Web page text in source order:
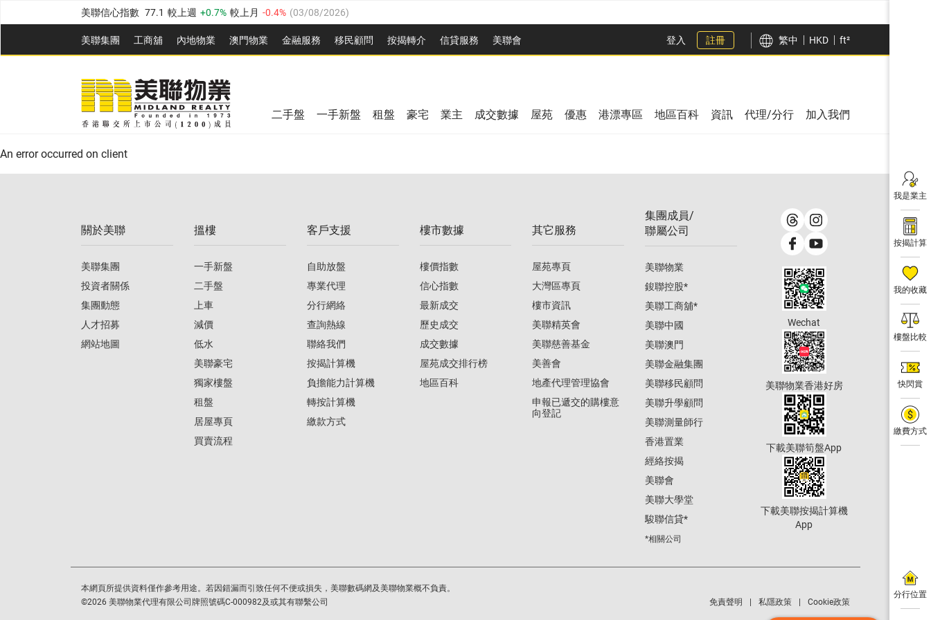
美聯信心指數 77.1 較上週 0.7% 較上月 -0.4% (03/08/2026)
全港樓價指數 149.1 較上週 0% 較上月 0.4% (03/08/2026)
港島樓價指數 157.4 較上週 -0.3% 較上月 -0.8% (03/08/2026)
九龍樓價指數 156.4 較上週 -0.1%
新界樓價指數 134.8 較上週 0.1% 0.9% 03/08/2026
美聯信心指數 77.1 較上週 0.7% 較上月
美聯集團 工商舖 內地物業 澳門物業 金融服務 移民顧問 按揭轉介 信貸服務 美聯會
全港樓價指數 149.1 較上週 0% 較上月
美聯信心指數 較上週 0.7% 03/08/2026)
登入 註冊 繁中 HKD ft²
我是業主
按揭計算
我的收藏
樓盤比較
快閃賞
繳費方式
分行位置
二手盤 一手新盤 租盤 豪宅 業主 成交數據 屋苑 優惠 港漂專區 地區百科 資訊 代理/分行 加入我們
An error occurred on client
關於美聯
美聯集團
投資者關係
集團動態
人才招募
網站地圖
搵樓
一手新盤
二手盤
上車
減價
低水
美聯豪宅
獨家樓盤
租盤
居屋專頁
買賣流程
客戶支援
自助放盤
專業代理
分行網絡
查詢熱線
聯絡我們
按揭計算機
負擔能力計算機
轉按計算機
繳款方式
樓市數據
樓價指數
信心指數
最新成交
歷史成交
成交數據
屋苑成交排行榜
地區百科
其它服務
屋苑專頁
大灣區專頁
樓市資訊
美聯精英會
美聯慈善基金
美善會
地產代理管理協會
申報已遞交的購樓意
向登記
集團成員/
聯屬公司
美聯物業
鋑聯控股*
美聯工商舖*
美聯中國
美聯澳門
美聯金融集團
美聯移民顧問
美聯升學顧問
美聯測量師行
香港置業
經絡按揭
美聯會
美聯大學堂
駿聯信貸*
*相關公司
Wechat
美聯物業香港好房
下載美聯筍盤App
下載美聯按揭計算機
App
本網頁所提供資料僅作參考用途。若因錯漏而引致任何不便或損失，美聯數碼網及美聯物業概不負責。
©2026 美聯物業代理有限公司牌照號碼C-000982及或其有聯繫公司 免責聲明 私隱政策 Cookie政策